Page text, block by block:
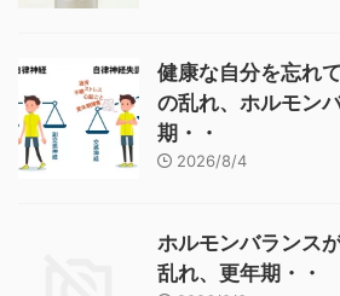
健康な自分を忘れ
の乱れ、ホルモン
期・・
2026/8/4
ホルモンバランス
乱れ、更年期・・